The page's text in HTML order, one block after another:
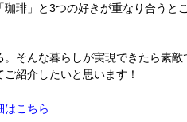
琲」と3つの好きが重なり合うと
そんな暮らしが実現できたら素
紹介したいと思います！
はこちら